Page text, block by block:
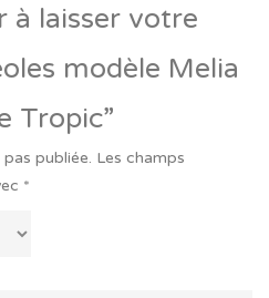
à laisser votre
modèle Melia
Tropic”
publiée. Les champs
*